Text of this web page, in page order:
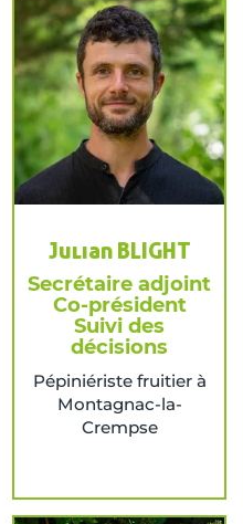
Julian BLIGHT
Secrétaire adjoint
Co-président
Suivi des
décisions
Pépiniériste fruitier à
Montagnac-la-
Crempse